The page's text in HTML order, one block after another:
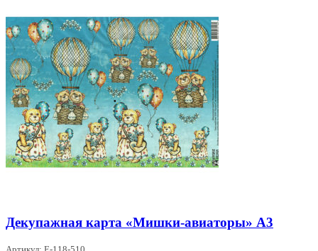
Декупажная карта «Мишки-авиаторы» А3